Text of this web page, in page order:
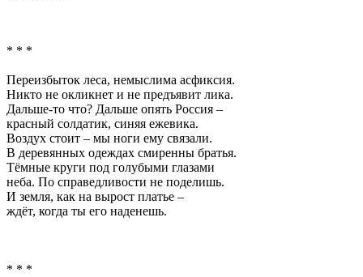
* * *
Переизбыток леса, немыслима асфиксия.
Никто не окликнет и не предъявит лика.
Дальше-то что? Дальше опять Россия –
красный солдатик, синяя ежевика.
Воздух стоит – мы ноги ему связали.
В деревянных одеждах смиренны братья.
Тёмные круги под голубыми глазами
неба. По справедливости не поделишь.
И земля, как на вырост платье –
ждёт, когда ты его наденешь.
* * *